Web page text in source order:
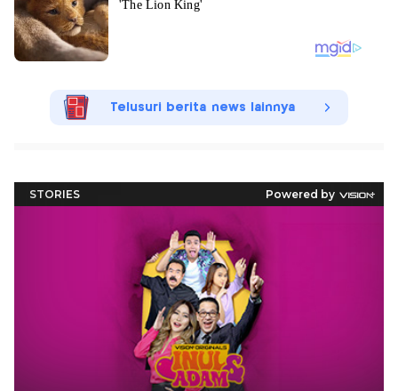
Telusuri berita news lainnya